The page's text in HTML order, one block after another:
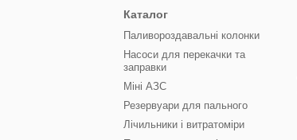
Каталог
Паливороздавальні колонки
Насоси для перекачки та
заправки
Міні АЗС
Резервуари для пального
Лічильники і витратоміри